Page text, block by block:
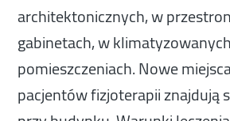
architektonicznych, w
gabinetach, w klimatyzowanych
pomieszczeniach. Nowe
pacjentów fizjoterapii znajdują